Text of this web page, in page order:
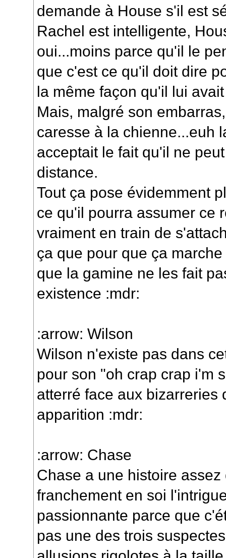
demande à House s'il est
Rachel est intelligente,
oui...moins parce qu'il le
que c'est ce qu'il doit dire
la même façon qu'il lui
Mais, malgré son
caresse à la chienne...euh
acceptait le fait qu'il ne
distance.
Tout ça pose évidemment
ce qu'il pourra assumer ce
vraiment en train de
ça que pour que ça
que la gamine ne les fait
existence :mdr:
:arrow: Wilson
Wilson n'existe pas dans
pour son "oh crap crap i'm
atterré face aux bizarreries
apparition :mdr:
:arrow: Chase
Chase a une histoire
franchement en soi
passionnante parce que
pas une des trois